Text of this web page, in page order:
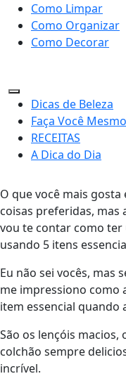
Como Limpar
Como Organizar
Como Decorar
Dicas de Beleza
Faça Você Mesmo
RECEITAS
A Dica do Dia
O que você mais
coisas preferidas, mas
vou te contar como ter
usando 5 itens
Eu não sei vocês, mas
me impressiono como
item essencial quando
São os lençóis
colchão sempre
incrível.